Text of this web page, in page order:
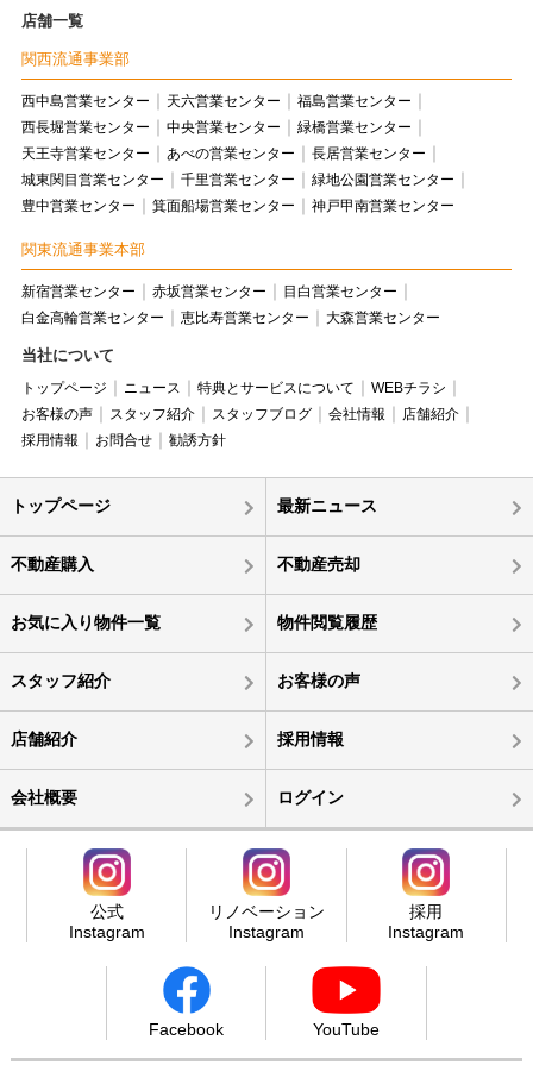
店舗一覧
関西流通事業部
西中島営業センター 天六営業センター
福島営業センター
西長堀営業センター
中央営業センター
緑橋営業センター
天王寺営業センター
あべの営業センター
長居営業センター
城東関目営業センター
千里営業センター
緑地公園営業センター
豊中営業センター
箕面船場営業センター 神戸甲南営業センター
関東流通事業本部
新宿営業センター 赤坂営業センター
目白営業センター
白金高輪営業センター
恵比寿営業センター 大森営業センター
当社について
トップページ ニュース 特典とサービスについて
WEBチラシ
お客様の声
スタッフ紹介 スタッフブログ 会社情報
店舗紹介
採用情報
お問合せ 勧誘方針
トップページ 最新ニュース
不動産購入 不動産売却
お気に入り物件一覧 物件閲覧履歴
スタッフ紹介 お客様の声
店舗紹介 採用情報
会社概要 ログイン
公式
Instagram
リノベーション
Instagram
採用
Instagram
Facebook YouTube